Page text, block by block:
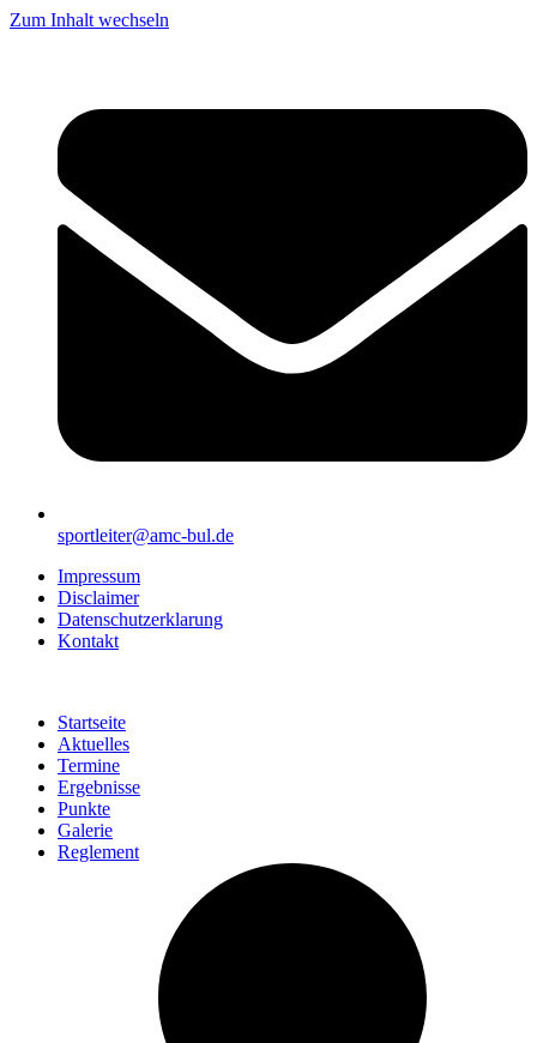
Zum Inhalt wechseln
sportleiter@amc-bul.de
Impressum
Disclaimer
Datenschutzerklarung
Kontakt
Startseite
Aktuelles
Termine
Ergebnisse
Punkte
Galerie
Reglement